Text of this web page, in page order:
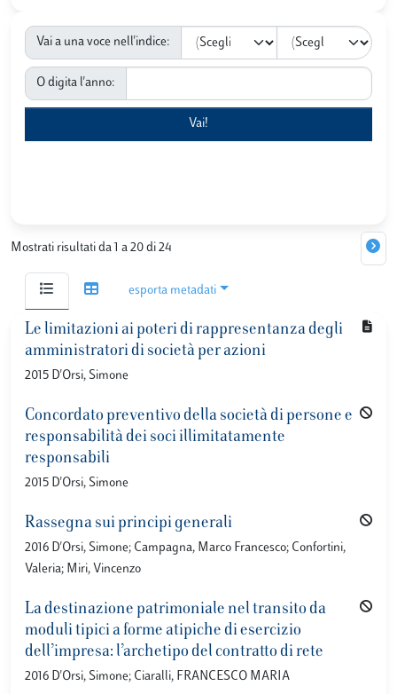
Vai a una voce nell'indice:
O digita l'anno:
Mostrati risultati da 1 a 20 di 24
esporta metadati
Le limitazioni ai poteri di rappresentanza degli
amministratori di società per azioni
2015 D'Orsi, Simone
Concordato preventivo della società di persone e
responsabilità dei soci illimitatamente
responsabili
2015 D'Orsi, Simone
Rassegna sui principi generali
2016 D'Orsi, Simone; Campagna, Marco Francesco; Confortini,
Valeria; Miri, Vincenzo
La destinazione patrimoniale nel transito da
moduli tipici a forme atipiche di esercizio
dell’impresa: l’archetipo del contratto di rete
2016 D'Orsi, Simone; Ciaralli, FRANCESCO MARIA